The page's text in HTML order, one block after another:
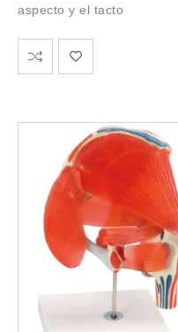
aspecto y el tacto